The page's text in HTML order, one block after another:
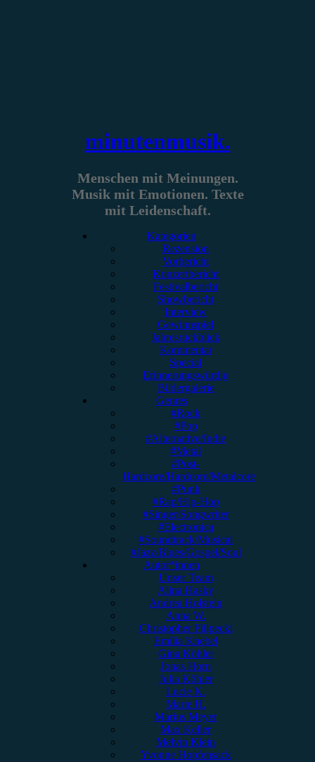
minutenmusik.
Menschen mit Meinungen.
Musik mit Emotionen. Texte
mit Leidenschaft.
Kategorien
Rezension
Vorbericht
Konzertbericht
Festivalbericht
Showbericht
Interview
Gewinnspiel
Jahresrückblick
Kommentar
Special
Erinnerungswürdig
Bildergalerie
Genres
#Rock
#Pop
#Alternative/Indie
#Metal
#Post-
Hardcore/Hardcore/Metalcore
#Punk
#Rap/Hip-Hop
#Singer/Songwriter
#Electronica
#Soundtrack/Musical
#Jazz/Blues/Gospel/Soul
Autor*innen
Unser Team
Alina Hasky
Andrea Holstein
Anna W.
Christopher Filipecki
Emilia Knebel
Gina Köhler
Jonas Horn
Julia Köhler
Lucie K.
Marie H.
Marius Meyer
Max Keller
Melvin Klein
Yvonne Hopfensack